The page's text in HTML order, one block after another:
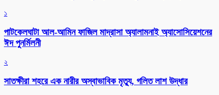
১
পাটকেলঘাটা আল-আমিন ফাজিল মাদ্রাসা অ্যালামনাই অ্যাসোসিয়েশনের
ঈদ পুনর্মিলনী
২
সাতক্ষীরা শহরে এক নারীর অস্বাভাবিক মৃত্যু, গলিত লাশ উদ্ধার